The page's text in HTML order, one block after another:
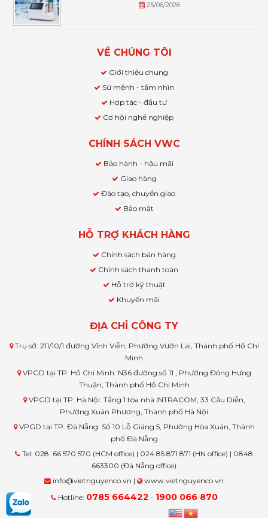
25/06/2026
VỀ CHÚNG TÔI
Giới thiệu chung
Sứ mệnh - tầm nhìn
Hợp tác - đầu tư
Cơ hội nghề nghiệp
CHÍNH SÁCH VWC
Bảo hành - hậu mãi
Giao hàng
Đào tạo, chuyển giao
Bảo mật
HỖ TRỢ KHÁCH HÀNG
Chính sách bán hàng
Chính sách thanh toán
Hỗ trợ kỹ thuật
Khuyến mãi
ĐỊA CHỈ CÔNG TY
Trụ sở: 211/10/1 đường Vĩnh Viễn, Phường Vườn Lài, Thành phố Hồ Chí
Minh
VPGD tại TP. Hồ Chí Minh: N36 đường số 11 , Phường Đông Hưng
Thuận, Thành phố Hồ Chí Minh
VPGD tại TP. Hà Nội: Tầng 1 tòa nhà INTRACOM, 33 Cầu Diễn,
Phường Xuân Phương, Thành phố Hà Nội
VPGD tại TP. Đà Nẵng: Số 10 Lỗ Giáng 5, Phường Hòa Xuân, Thành
phố Đà Nẵng
Tel: 028. 66 570 570 (HCM office) | 024.85 871 871 (HN office) | 0848
663300 (Đà Nẵng office)
info@vietnguyenco.vn |
www.vietnguyenco.vn
Hotline: 0785 664422 - 1900 066 870